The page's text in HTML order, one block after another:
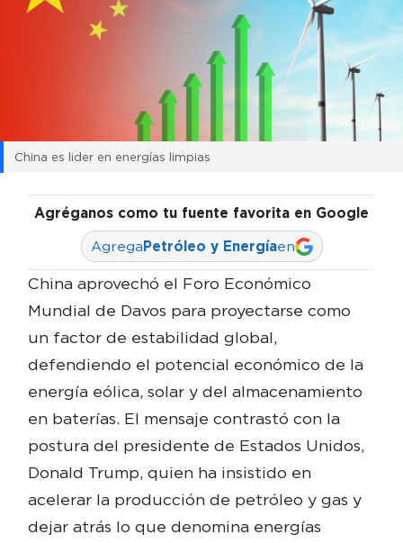
China es lider en energías limpias
Agréganos como tu fuente favorita en Google
AgregaPetróleo y Energíaen
China aprovechó el Foro Económico
Mundial de Davos para proyectarse como
un factor de estabilidad global,
defendiendo el potencial económico de la
energía eólica, solar y del almacenamiento
en baterías. El mensaje contrastó con la
postura del presidente de Estados Unidos,
Donald Trump, quien ha insistido en
acelerar la producción de petróleo y gas y
dejar atrás lo que denomina energías